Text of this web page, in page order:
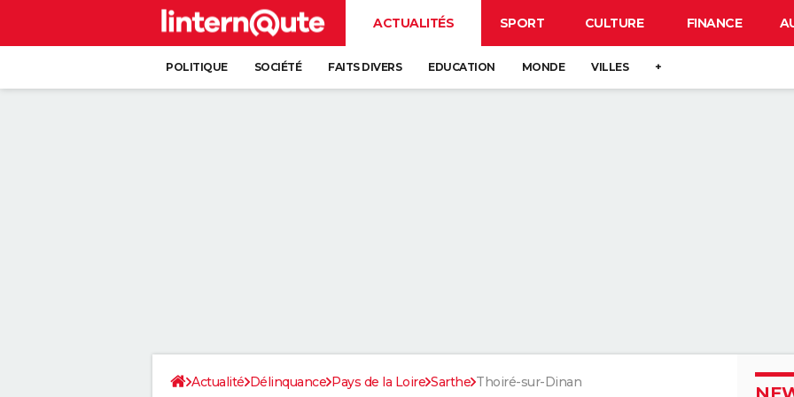
ACTUALITÉS SPORT CULTURE FINANCE
POLITIQUE SOCIÉTÉ FAITS DIVERS EDUCATION MONDE VILLES +
Actualité Délinquance Pays de la Loire Sarthe Thoiré-sur-Dinan